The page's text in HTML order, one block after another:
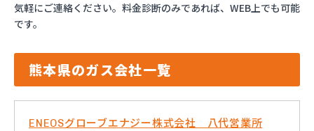
気軽にご連絡ください。料金診断のみであれば、WEB上でも可能
です。
熊本県のガス会社一覧
ENEOSグローブエナジー株式会社 八代営業所